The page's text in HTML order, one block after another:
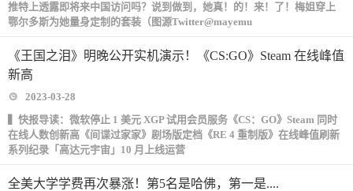
推特上透露即将来中国访问吗？说到做到，她真！的！来！了！梅姐穿上
鄂尔多斯为她量身定制的套装（图源Twitter@mayemu
《王国之泪》明晚公开实机演示！《CS:GO》Steam 在线峰值
新高
2023-03-28
▍快报导读：微软停止 1 美元 XGP 试用会员服务《CS：GO》Steam 同时
在线人数创新高《间谍过家家》剧场版定档《RE 4 重制版》在线峰值刷新
系列纪录「高达元宇宙」10 月上线运营
全美大学学费再次暴涨！第5名是哈佛，第一是....